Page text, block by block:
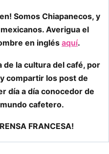
Somos Chiapanecos, y
Averigua el
en inglés aquí.
de la cultura del café, por
compartir los post de
día a día conocedor de
cafetero.
FRANCESA!